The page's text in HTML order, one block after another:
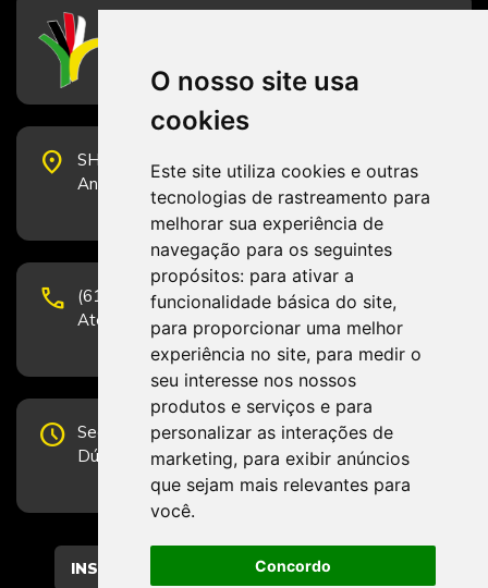
O nosso site usa
cookies
Este site utiliza cookies e outras
tecnologias de rastreamento para
melhorar sua experiência de
navegação para os seguintes
propósitos: para ativar a
funcionalidade básica do site,
para proporcionar uma melhor
experiência no site, para medir o
seu interesse nos nossos
produtos e serviços e para
personalizar as interações de
marketing, para exibir anúncios
que sejam mais relevantes para
você.
Concordo
place
SHS Quadra 6, Bloco E, Complexo Brasil 21, 20º
Andar, Sala 2001 - CEP 70322-915 - Brasília/DF
phone
(61) 3223-1652 e (61) 98131-3801.
Atendimento por telefone em horário comercial
schedule Segunda-feira a Sexta-feira de 12h às 19h.
Dúvidas e sugestões pelo Fale Conosco.